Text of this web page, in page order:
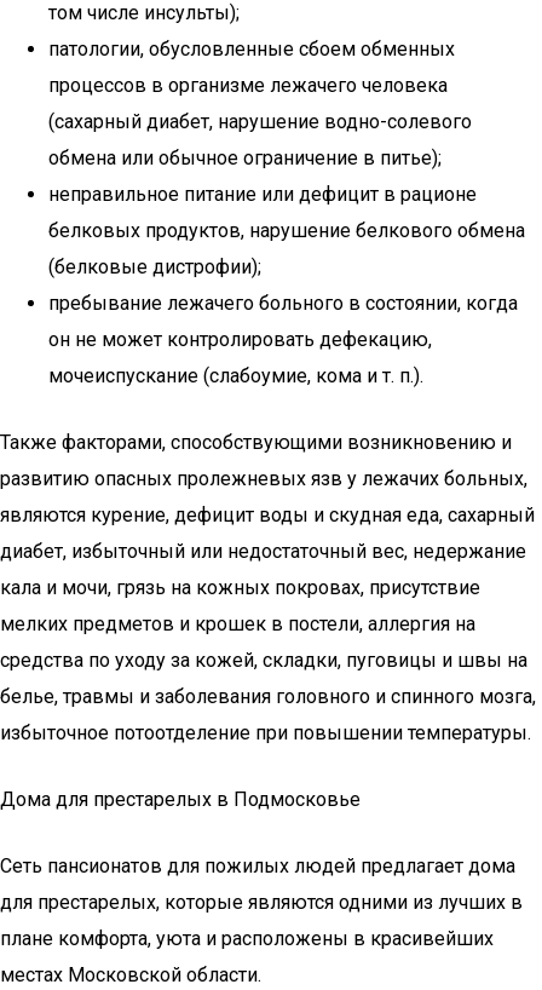
том числе инсульты);
патологии, обусловленные сбоем обменных
процессов в организме лежачего человека
(сахарный диабет, нарушение водно-солевого
обмена или обычное ограничение в питье);
неправильное питание или дефицит в рационе
белковых продуктов, нарушение белкового обмена
(белковые дистрофии);
пребывание лежачего больного в состоянии, когда
он не может контролировать дефекацию,
мочеиспускание (слабоумие, кома и т. п.).
Также факторами, способствующими возникновению и
развитию опасных пролежневых язв у лежачих больных,
являются курение, дефицит воды и скудная еда, сахарный
диабет, избыточный или недостаточный вес, недержание
кала и мочи, грязь на кожных покровах, присутствие
мелких предметов и крошек в постели, аллергия на
средства по уходу за кожей, складки, пуговицы и швы на
белье, травмы и заболевания головного и спинного мозга,
избыточное потоотделение при повышении температуры.
Дома для престарелых в Подмосковье
Сеть пансионатов для пожилых людей предлагает дома
для престарелых, которые являются одними из лучших в
плане комфорта, уюта и расположены в красивейших
местах Московской области.